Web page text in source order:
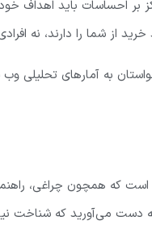
احساسات باید اهداف
از شما را دارند، نه
به آمارهای تحلیلی
است که همچون چراغی،
می‌آورید که شناخت